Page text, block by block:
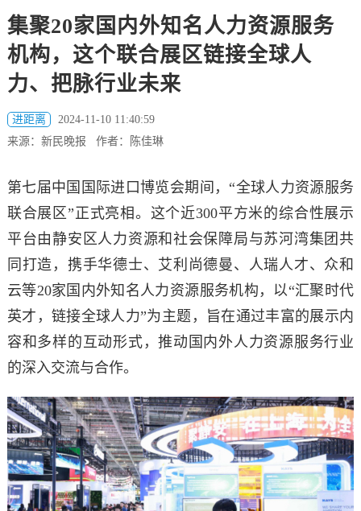
集聚20家国内外知名人力资源服务
机构，这个联合展区链接全球人
力、把脉行业未来
进距离
2024-11-10 11:40:59
来源：新民晚报 作者：陈佳琳
第七届中国国际进口博览会期间，“全球人力资源服务
联合展区”正式亮相。这个近300平方米的综合性展示
平台由静安区人力资源和社会保障局与苏河湾集团共
同打造，携手华德士、艾利尚德曼、人瑞人才、众和
云等20家国内外知名人力资源服务机构，以“汇聚时代
英才，链接全球人力”为主题，旨在通过丰富的展示内
容和多样的互动形式，推动国内外人力资源服务行业
的深入交流与合作。